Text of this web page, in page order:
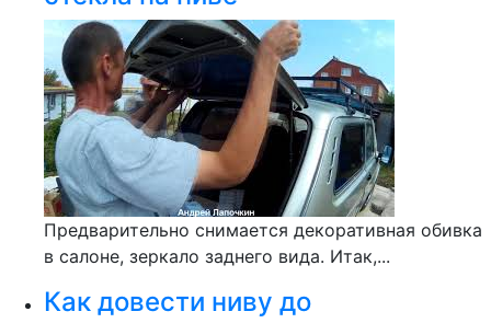
Предварительно снимается декоративная обивка
в салоне, зеркало заднего вида. Итак,...
Как довести ниву до